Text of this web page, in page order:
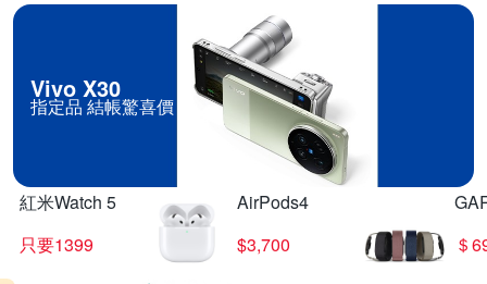
Vivo X30
指定品 結帳驚喜價
紅米Watch 5
只要1399
AirPods4
$3,700
＄